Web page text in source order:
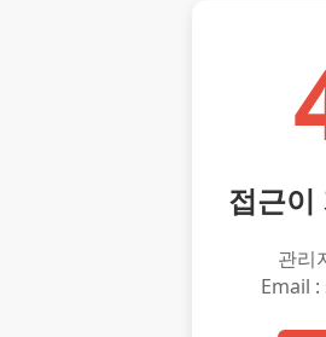
접근이
관리
Email